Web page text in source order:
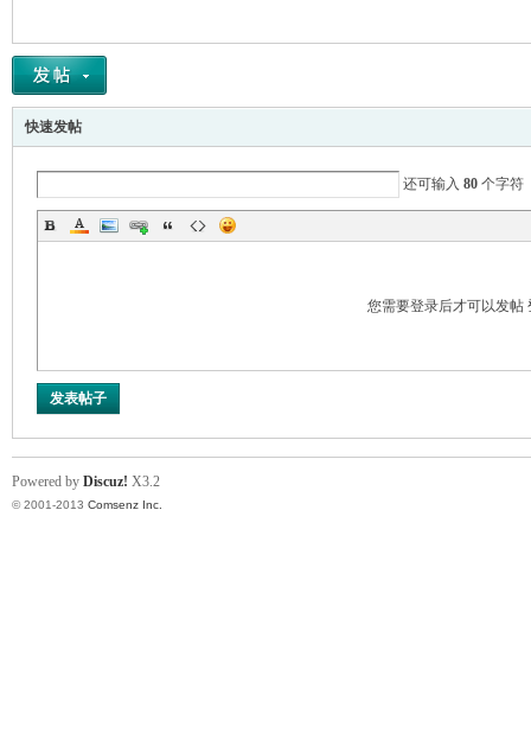
甘-
快速发帖
还可输入 80 个字符
您需要登录后才可以发帖
发表帖子
Powered by Discuz! X3.2
© 2001-2013 Comsenz Inc.